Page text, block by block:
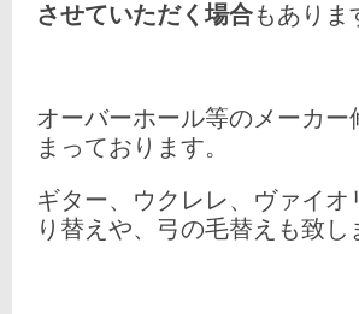
させていただく場合もありま
オーバーホール等のメーカー
まっております。
ギター、ウクレレ、ヴァイオ
り替えや、弓の毛替えも致し